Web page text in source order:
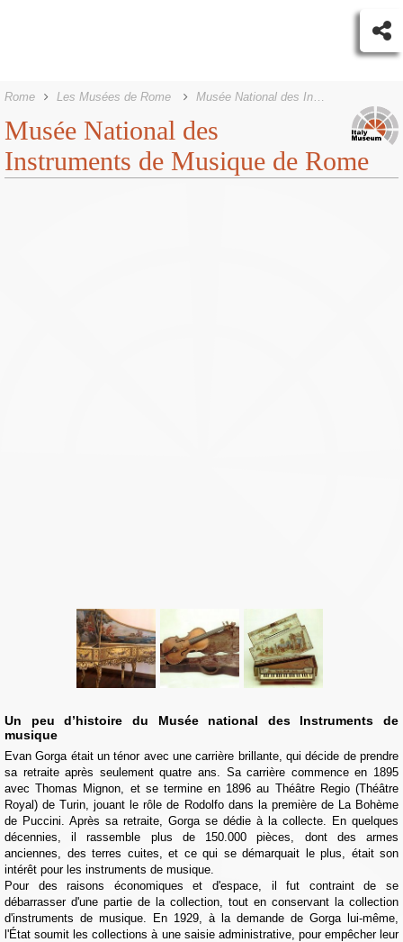
Rome Les Musées de Rome Musée National des Instruments de Musique de Rome
Musée National des
Instruments de Musique de Rome
Un peu d’histoire du Musée national des Instruments de
musique
Evan Gorga était un ténor avec une carrière brillante, qui décide de prendre
sa retraite après seulement quatre ans. Sa carrière commence en 1895
avec Thomas Mignon, et se termine en 1896 au Théâtre Regio (Théâtre
Royal) de Turin, jouant le rôle de Rodolfo dans la première de La Bohème
de Puccini. Après sa retraite, Gorga se dédie à la collecte. En quelques
décennies, il rassemble plus de 150.000 pièces, dont des armes
anciennes, des terres cuites, et ce qui se démarquait le plus, était son
intérêt pour les instruments de musique.
Pour des raisons économiques et d'espace, il fut contraint de se
débarrasser d'une partie de la collection, tout en conservant la collection
d'instruments de musique. En 1929, à la demande de Gorga lui-même,
l'État soumit les collections à une saisie administrative, pour empêcher leur